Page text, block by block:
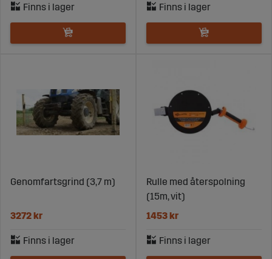
Genomfartsgrind (3,7 m)
3272 kr
Rulle med återspolning
(15m, vit)
1453 kr